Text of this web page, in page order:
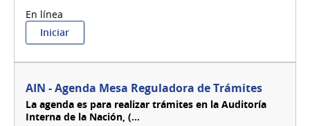
Iniciar:
Agendarse
laboratorio
de
inmunogenética
AIN - Agenda Mesa Reguladora de Trámites
La agenda es para realizar trámites en la Auditoría
Interna de la Nación, (...